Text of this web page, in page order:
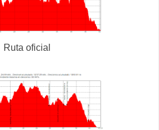
Ruta oficial